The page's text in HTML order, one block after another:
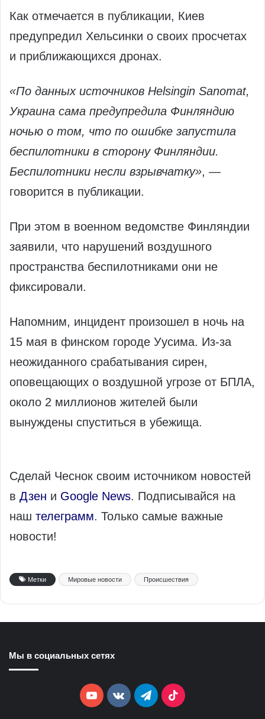
Как отмечается в публикации, Киев
предупредил Хельсинки о своих просчетах
и приближающихся дронах.
«По данных источников Helsingin Sanomat,
Украина сама предупредила Финляндию
ночью о том, что по ошибке запустила
беспилотники в сторону Финляндии.
Беспилотники несли взрывчатку», —
говорится в публикации.
При этом в военном ведомстве Финляндии
заявили, что нарушений воздушного
пространства беспилотниками они не
фиксировали.
Напомним, инцидент произошел в ночь на
15 мая в финском городе Уусима. Из-за
неожиданного срабатывания сирен,
оповещающих о воздушной угрозе от БПЛА,
около 2 миллионов жителей были
вынуждены спуститься в убежища.
Сделай Чеснок своим источником новостей
в Дзен и Google News. Подписывайся на
наш телеграмм. Только самые важные
новости!
Метки Мировые новости Происшествия
Мы в социальных сетях
YouTubevk.comTelegramTikTok